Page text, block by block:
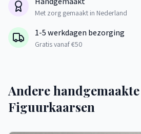
Met zorg gemaakt in Nederland
1-5 werkdagen bezorging
Gratis vanaf €50
Andere handgemaakte
Figuurkaarsen